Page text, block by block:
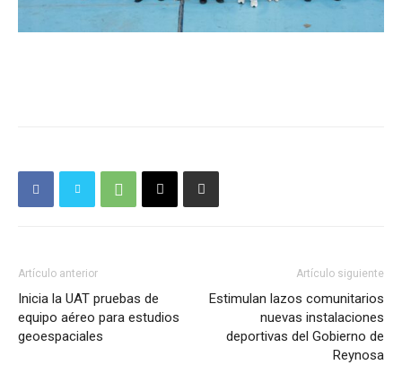
Artículo anterior
Inicia la UAT pruebas de
equipo aéreo para estudios
geoespaciales
Artículo siguiente
Estimulan lazos comunitarios
nuevas instalaciones
deportivas del Gobierno de
Reynosa